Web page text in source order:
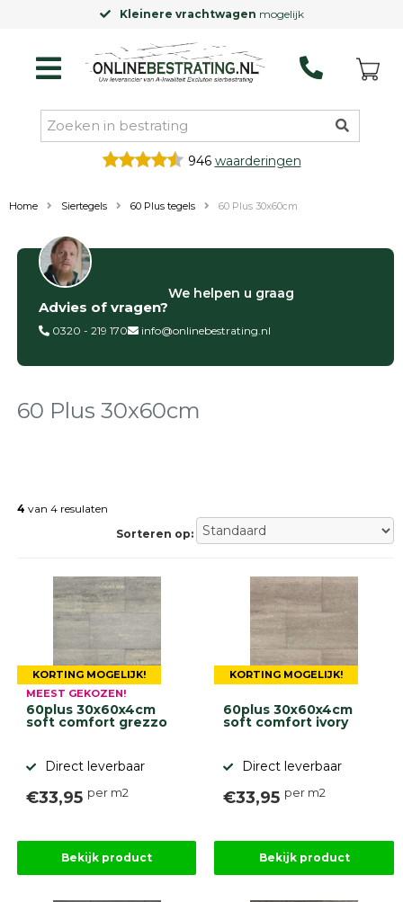
Kleinere vrachtwagen mogelijk
946 waarderingen
Home Siertegels 60 Plus tegels 60 Plus 30x60cm
Filter op
Categorieën
Betontegels
tegels
Natuursteen
Stoeptegels
Sierbestrating
Betonklinkers
Gebakken
Strakke
bestrating
Trommelstenen
Wildverband
Straatklinkers
Opsluitbanden
Palissades
Stapelblokken
Advies of vragen?
We helpen u graag
0320 - 219 170 info@onlinebestrating.nl
60 Plus 30x60cm
4 van 4 resulaten
Sorteren op:
KORTING MOGELIJK!
MEEST GEKOZEN!
60plus 30x60x4cm
soft comfort grezzo
Direct leverbaar
€33,95 per m2
Bekijk product
KORTING MOGELIJK!
60plus 30x60x4cm
soft comfort ivory
Direct leverbaar
€33,95 per m2
Bekijk product